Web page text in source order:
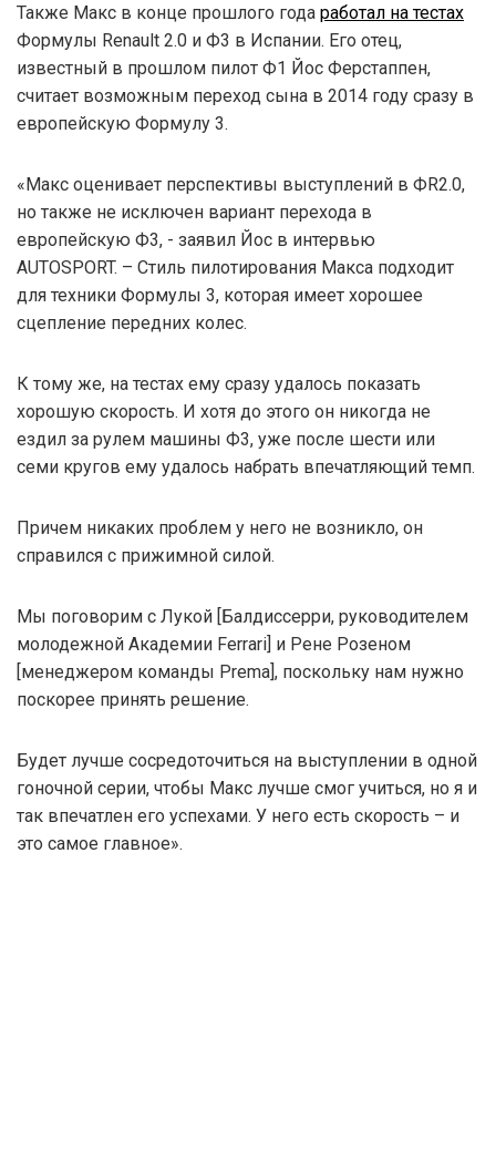
Также Макс в конце прошлого года работал на тестах
Формулы Renault 2.0 и Ф3 в Испании. Его отец,
известный в прошлом пилот Ф1 Йос Ферстаппен,
считает возможным переход сына в 2014 году сразу в
европейскую Формулу 3.
«Макс оценивает перспективы выступлений в ФR2.0,
но также не исключен вариант перехода в
европейскую Ф3, - заявил Йос в интервью
AUTOSPORT. – Стиль пилотирования Макса подходит
для техники Формулы 3, которая имеет хорошее
сцепление передних колес.
К тому же, на тестах ему сразу удалось показать
хорошую скорость. И хотя до этого он никогда не
ездил за рулем машины Ф3, уже после шести или
семи кругов ему удалось набрать впечатляющий темп.
Причем никаких проблем у него не возникло, он
справился с прижимной силой.
Мы поговорим с Лукой [Балдиссерри, руководителем
молодежной Академии Ferrari] и Рене Розеном
[менеджером команды Prema], поскольку нам нужно
поскорее принять решение.
Будет лучше сосредоточиться на выступлении в одной
гоночной серии, чтобы Макс лучше смог учиться, но я и
так впечатлен его успехами. У него есть скорость – и
это самое главное».